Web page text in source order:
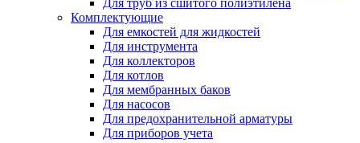
Для труб из сшитого полиэтилена
Комплектующие
Для емкостей для жидкостей
Для инструмента
Для коллекторов
Для котлов
Для мембранных баков
Для насосов
Для предохранительной арматуры
Для приборов учета